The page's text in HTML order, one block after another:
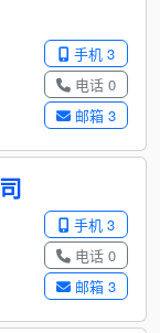
手机 3
电话 0
邮箱 3
手机 3
电话 0
邮箱 3